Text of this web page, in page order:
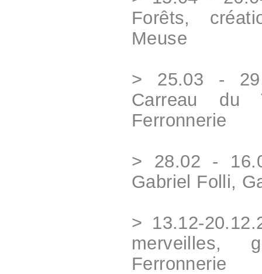
Forêts,
Meuse
> 25.03 -
Carreau du
Ferronnerie
> 28.02 -
Gabriel Folli,
> 13.12-
merveilles,
Ferronnerie